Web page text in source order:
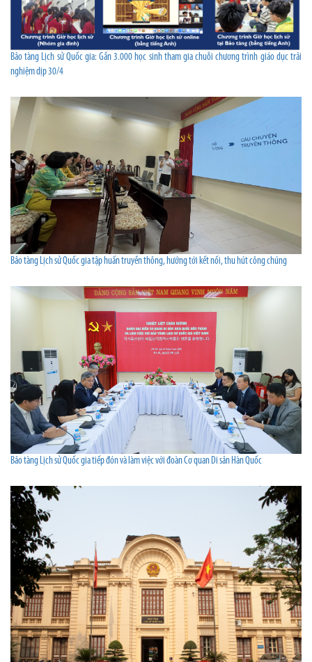
Bảo tàng Lịch sử Quốc gia: Gần 3.000 học sinh tham gia chuỗi chương trình giáo dục trải
nghiệm dịp 30/4
Bảo tàng Lịch sử Quốc gia tập huấn truyền thông, hướng tới kết nối, thu hút công chúng
Bảo tàng Lịch sử Quốc gia tiếp đón và làm việc với đoàn Cơ quan Di sản Hàn Quốc